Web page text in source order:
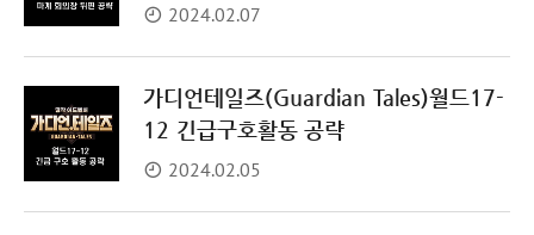
2024.02.07
가디언테일즈(Guardian Tales)월드17-
12 긴급구호활동 공략
2024.02.05